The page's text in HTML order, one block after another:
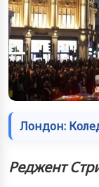
Лондон:
Реджент